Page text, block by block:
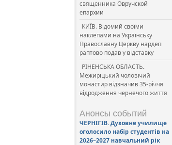
священника Овручской
епархии
КИЇВ. Відомий своїми
наклепами на Українську
Православну Церкву нардеп
раптово подав у відставку
РІНЕНСЬКА ОБЛАСТЬ.
Межиріцький чоловічий
монастир відзначив 35-річчя
відродження чернечого життя
Анонсы событий
ЧЕРНІГІВ. Духовне училище
оголосило набір студентів на
2026–2027 навчальний рік